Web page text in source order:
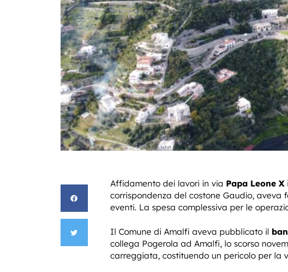
Affidamento dei lavori in via Papa Leone
corrispondenza del costone Gaudio,
eventi. La spesa complessiva per le
Il Comune di Amalfi aveva pubblicato il
collega Pogerola ad Amalfi, lo scorso
carreggiata, costituendo un pericolo per la